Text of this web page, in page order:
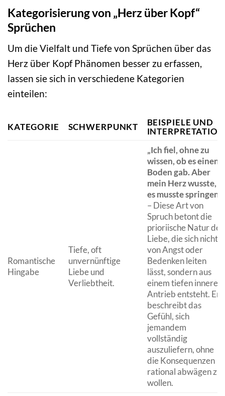
Kategorisierung von „Herz über Kopf“
Sprüchen
Um die Vielfalt und Tiefe von Sprüchen über das
Herz über Kopf Phänomen besser zu erfassen,
lassen sie sich in verschiedene Kategorien
einteilen:
KATEGORIE SCHWERPUNKT
BEISPIELE UND
INTERPRETATION
Romantische
Hingabe
Tiefe, oft
unvernünftige
Liebe und
Verliebtheit.
„Ich fiel, ohne zu
wissen, ob es einen
Boden gab. Aber
mein Herz wusste,
es musste springen.“
– Diese Art von
Spruch betont die
prioriische Natur der
Liebe, die sich nicht
von Angst oder
Bedenken leiten
lässt, sondern aus
einem tiefen inneren
Antrieb entsteht. Er
beschreibt das
Gefühl, sich
jemandem
vollständig
auszuliefern, ohne
die Konsequenzen
rational abwägen zu
wollen.